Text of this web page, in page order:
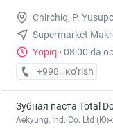
Chirchiq, P.
Supermarket
Yopiq · 08:00 da
+998 (50) XXX-
кo’rish
Зубная паста Total
Aekyung, Ind. Co. Ltd